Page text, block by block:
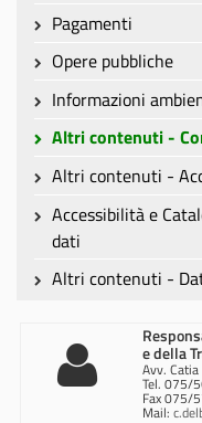
Pagamenti
Opere pubbliche
Informazioni
Altri contenuti -
Altri contenuti -
Accessibilità e
dati
Altri contenuti -
e della
Avv. Catia
Tel. 075/
Fax 075/
Mail: